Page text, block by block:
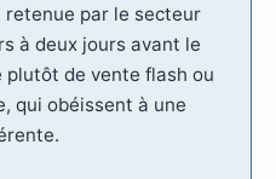
par le secteur
à deux jours avant le
de vente flash ou
qui obéissent à une